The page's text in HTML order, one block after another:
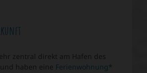
zentral direkt am Hafen des
haben eine Ferienwohnung *